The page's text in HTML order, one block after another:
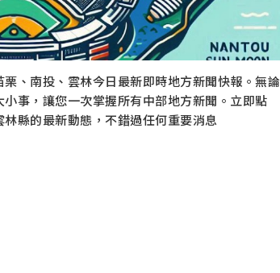
、南投、雲林今日最新即時地方新聞快報。無論
事，讓您一次掌握所有中部地方新聞。立即點
縣的最新動態，不錯過任何重要消息